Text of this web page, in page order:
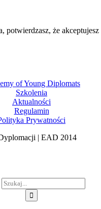
potwierdzasz, że
of Young Diplomats
Szkolenia
Aktualności
Regulamin
Prywatności
| EAD 2014